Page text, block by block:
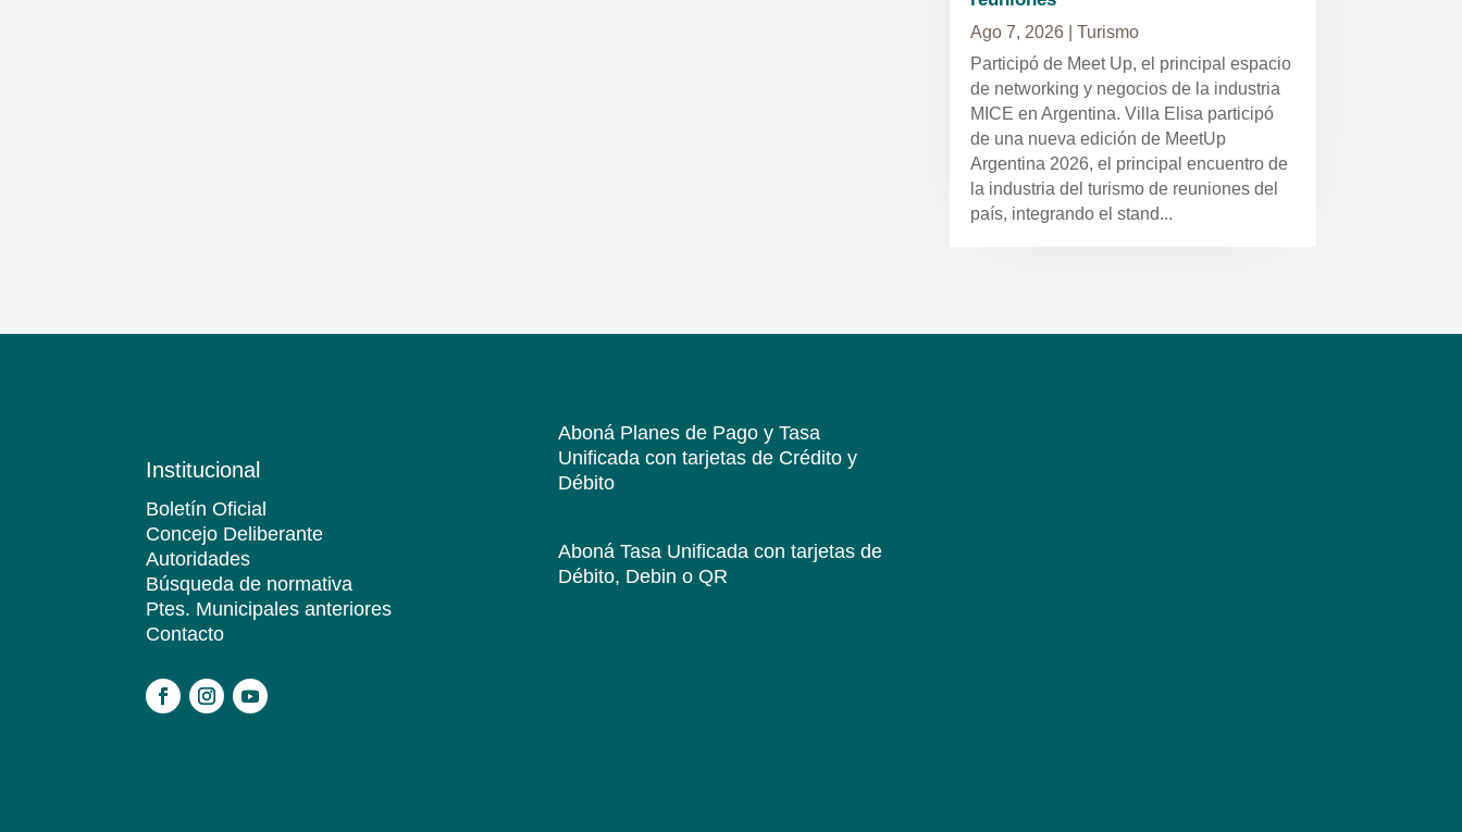
Ago 7, 2026| Turismo
Participó de Meet Up, el principal espacio
de networking y negocios de la industria
MICE en Argentina. Villa Elisa participó
de una nueva edición de MeetUp
Argentina 2026, el principal encuentro de
la industria del turismo de reuniones del
país, integrando el stand...
Institucional
Boletín Oficial
Concejo Deliberante
Autoridades
Búsqueda de normativa
Ptes. Municipales anteriores
Contacto
Aboná Planes de Pago y Tasa
Unificadacon tarjetas de Crédito y
Débito
Aboná Tasa Unificadacon tarjetas de
Débito, Debin o QR